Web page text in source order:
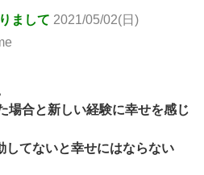
まして 2021/05/02(日)
場合と新しい経験に幸せを感じ
してないと幸せにはならない